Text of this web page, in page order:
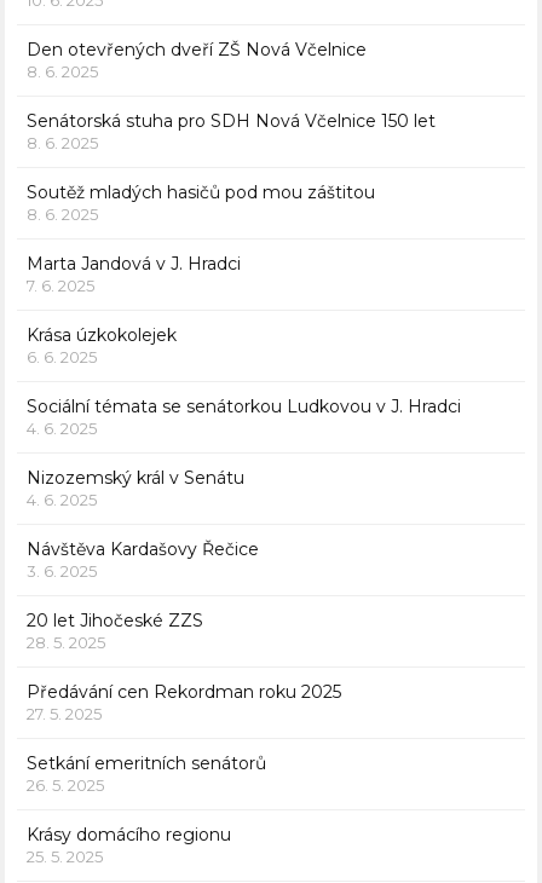
Den otevřených dveří ZŠ Nová Včelnice
8. 6. 2025
Senátorská stuha pro SDH Nová Včelnice 150 let
8. 6. 2025
Soutěž mladých hasičů pod mou záštitou
8. 6. 2025
Marta Jandová v J. Hradci
7. 6. 2025
Krása úzkokolejek
6. 6. 2025
Sociální témata se senátorkou Ludkovou v J. Hradci
4. 6. 2025
Nizozemský král v Senátu
4. 6. 2025
Návštěva Kardašovy Řečice
3. 6. 2025
20 let Jihočeské ZZS
28. 5. 2025
Předávání cen Rekordman roku 2025
27. 5. 2025
Setkání emeritních senátorů
26. 5. 2025
Krásy domácího regionu
25. 5. 2025